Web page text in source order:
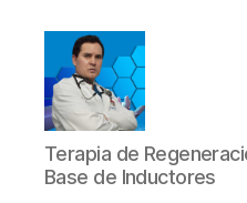
Dr.
Gerardo
Martín
Terapia de
Base de Inductores